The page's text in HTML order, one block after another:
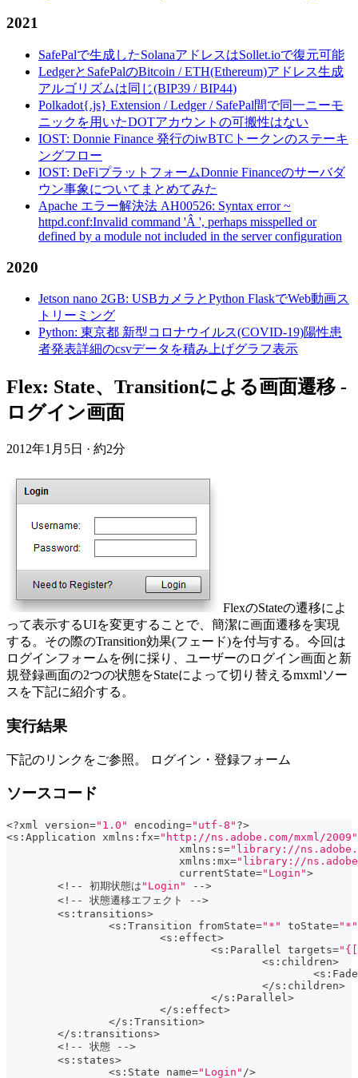
2021
SafePalで生成したSolanaアドレスはSollet.ioで復元可能
LedgerとSafePalのBitcoin / ETH(Ethereum)アドレス生成
アルゴリズムは同じ(BIP39 / BIP44)
Polkadot{.js} Extension / Ledger / SafePal間で同一ニーモ
ニックを用いたDOTアカウントの可搬性はない
IOST: Donnie Finance 発行のiwBTCトークンのステーキ
ングフロー
IOST: DeFiプラットフォームDonnie Financeのサーバダ
ウン事象についてまとめてみた
Apache エラー解決法 AH00526: Syntax error ~
httpd.conf:Invalid command 'Â ', perhaps misspelled or
defined by a module not included in the server configuration
2020
Jetson nano 2GB: USBカメラとPython FlaskでWeb動画ス
トリーミング
Python: 東京都 新型コロナウイルス(COVID-19)陽性患
者発表詳細のcsvデータを積み上げグラフ表示
Flex: State、Transitionによる画面遷移 -
ログイン画面
2012年1月5日 · 約2分
FlexのStateの遷移によ
って表示するUIを変更することで、簡潔に画面遷移を実現
する。その際のTransition効果(フェード)を付与する。今回は
ログインフォームを例に採り、ユーザーのログイン画面と新
規登録画面の2つの状態をStateによって切り替えるmxmlソー
スを下記に紹介する。
実行結果
下記のリンクをご参照。 ログイン・登録フォーム
ソースコード
<?xml version="1.0" encoding="utf-8" ?>
<s : Application xmlns : fx="http://ns.adobe.com/mxml/2009"
			   xmlns
: s="library://
			   xmlns
: mx="library://
			   currentState
="Login">
< ! -- 初期状態は "Login" -->
< ! -- 状態遷移エフェクト -->
<s : transitions>
<s : Transition fromState="*" toState="*"
<s : effect>
<s : Parallel targets=
<s : children>
<s :
</s : children>
</s : Parallel>
</s : effect>
</s : Transition>
</s : transitions>
< ! -- 状態 -->
<s : states>
<s : State name="Login" />